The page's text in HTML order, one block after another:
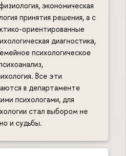
экономическая
принятия решения, а с
ориентированные
диагностика,
психологическое
Все эти
в департаменте
психологами, для
стал выбором не
и судьбы.